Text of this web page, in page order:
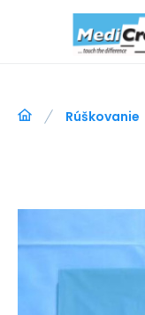
Rúškovanie